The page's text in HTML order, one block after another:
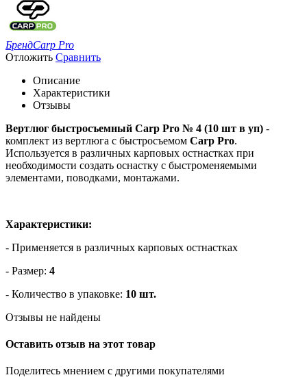
БрендCarp Pro
Отложить Сравнить
Описание
Характеристики
Отзывы
Вертлюг быстросъемный Carp Pro № 4 (10 шт в уп) -
комплект из вертлюга с быстросъемом Carp Pro.
Используется в различных карповых остнастках при
необходимости создать оснастку с быстроменяемыми
элементами, поводками, монтажами.
Характеристики:
- Применяется в различных карповых остнастках
- Размер: 4
- Количество в упаковке: 10 шт.
Отзывы не найдены
Оставить отзыв на этот товар
Поделитесь мнением с другими покупателями